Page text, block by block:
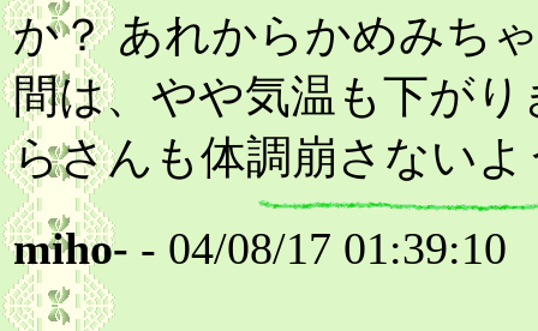
か？ あれからかめみち
間は、やや気温も下が
らさんも体調崩さない
miho- - 04/08/17 01:39:10